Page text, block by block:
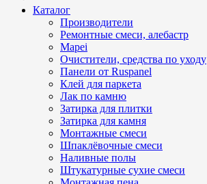
Каталог
Производители
Ремонтные смеси, алебастр
Mapei
Очистители, средства по уходу
Панели от Ruspanel
Клей для паркета
Лак по камню
Затирка для плитки
Затирка для камня
Монтажные смеси
Шпаклёвочные смеси
Наливные полы
Штукатурные сухие смеси